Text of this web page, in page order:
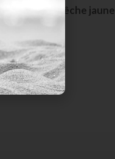
peau de pêche jaune